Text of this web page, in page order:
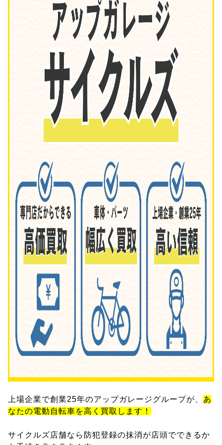
上場企業で創業25年のアップガレージグループが、 あ
なたの電動自転車を高く買取します！
サイクルズ店舗なら防犯登録の抹消が店頭でできるか